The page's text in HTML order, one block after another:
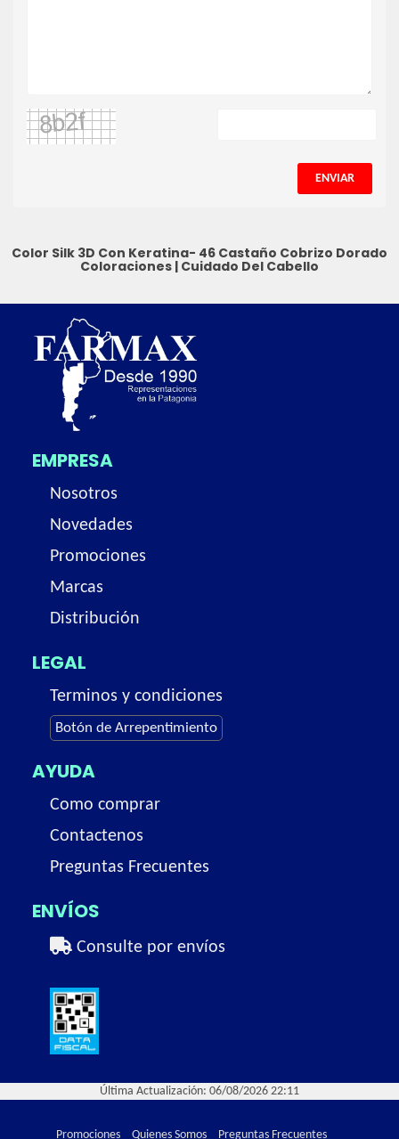
ENVIAR
Color Silk 3D Con Keratina- 46 Castaño Cobrizo Dorado
Coloraciones | Cuidado Del Cabello
EMPRESA
Nosotros
Novedades
Promociones
Marcas
Distribución
LEGAL
Terminos y condiciones
Botón de Arrepentimiento
AYUDA
Como comprar
Contactenos
Preguntas Frecuentes
ENVÍOS
Consulte por envíos
Última Actualización: 06/08/2026 22:11
Promociones Quienes Somos Preguntas Frecuentes